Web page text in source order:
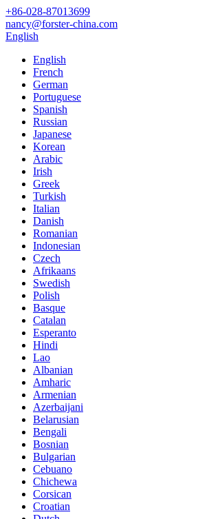
+86-028-87013699
nancy@forster-china.com
English
English
French
German
Portuguese
Spanish
Russian
Japanese
Korean
Arabic
Irish
Greek
Turkish
Italian
Danish
Romanian
Indonesian
Czech
Afrikaans
Swedish
Polish
Basque
Catalan
Esperanto
Hindi
Lao
Albanian
Amharic
Armenian
Azerbaijani
Belarusian
Bengali
Bosnian
Bulgarian
Cebuano
Chichewa
Corsican
Croatian